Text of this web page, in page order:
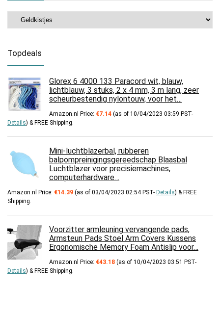
Topdeals
Glorex 6 4000 133 Paracord wit, blauw,
lichtblauw, 3 stuks, 2 x 4 mm, 3 m lang, zeer
scheurbestendig nylontouw, voor het…
Amazon.nl Price: €7.14 (as of 10/04/2023 03:59 PST-
Details) & FREE Shipping.
Mini-luchtblazerbal, rubberen
balpompreinigingsgereedschap Blaasbal
Luchtblazer voor precisiemachines,
computerhardware…
Amazon.nl Price: €14.39 (as of 03/04/2023 02:54 PST- Details) & FREE
Shipping.
Voorzitter armleuning vervangende pads,
Armsteun Pads Stoel Arm Covers Kussens
Ergonomische Memory Foam Antislip voor…
Amazon.nl Price: €43.18 (as of 10/04/2023 03:51 PST-
Details) & FREE Shipping.